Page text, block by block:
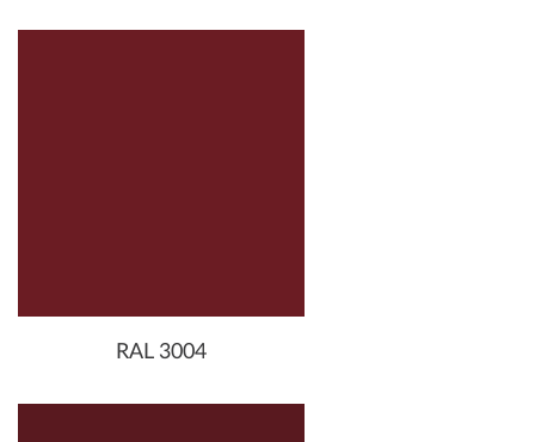
RAL 3004